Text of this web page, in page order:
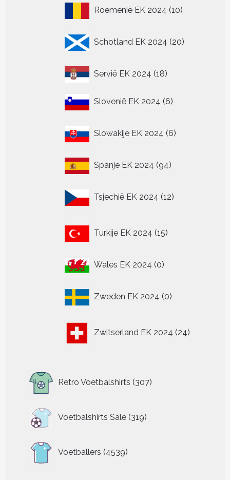
Roemenië EK 2024 1010
Schotland EK 2024 20
producten
Servië EK 2024 1818
Slovenië EK 2024 66
Slowakije EK 2024 6
producten
Spanje EK 2024 9494
Tsjechië EK 2024 12
producten
Turkije EK 2024 15
producten
Wales EK 2024 00
Zweden EK 2024 0
producten
Zwitserland EK 2024 24
producten
Retro Voetbalshirts 307
producten
Voetbalshirts Sale 319
319
producten
Voetballers 4539
producten